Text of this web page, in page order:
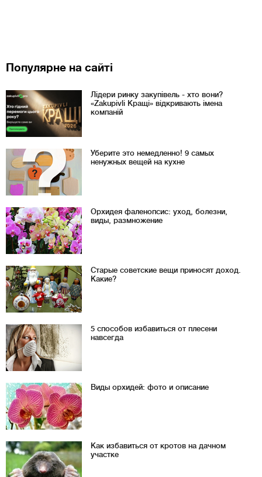
Популярне на сайті
Лідери ринку закупівель - хто вони?
«Zakupivli Кращі» відкривають імена
компаній
Уберите это немедленно! 9 самых
ненужных вещей на кухне
Орхидея фаленопсис: уход, болезни,
виды, размножение
Старые советские вещи приносят доход.
Какие?
5 способов избавиться от плесени
навсегда
Виды орхидей: фото и описание
Как избавиться от кротов на дачном
участке